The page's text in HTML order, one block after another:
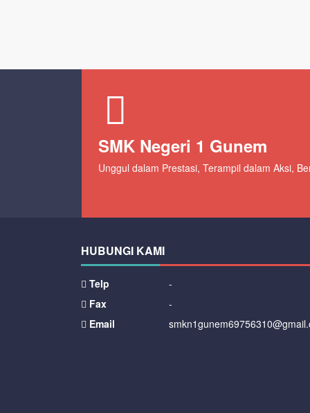
SMK Negeri 1 Gunem
Unggul dalam Prestasi, Terampil dalam Aksi,
HUBUNGI KAMI
Telp
-
Fax
-
Email